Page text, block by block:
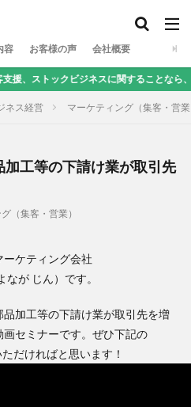
容 お客様の声 会社概要
ネスに関することなら、地方集客コンサ
ネス経営 マーケティング（集客・営
加工等の下請け業が取引先
（集客・営業）
ケティング会社
が じん）です。
加工等の下請け業が取引先を増
セミナーです。ぜひ下記の
だければと思います！